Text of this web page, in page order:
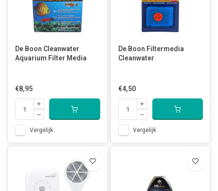
De Boon Cleanwater
Aquarium Filter Media
€8,95
Vergelijk
De Boon Filtermedia
Cleanwater
€4,50
Vergelijk